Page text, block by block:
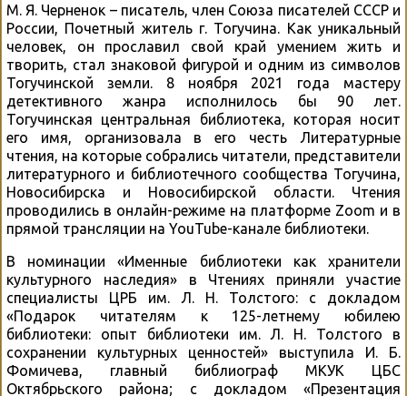
М. Я. Черненок – писатель, член Союза писателей СССР и
России, Почетный житель г. Тогучина. Как уникальный
человек, он прославил свой край умением жить и
творить, стал знаковой фигурой и одним из символов
Тогучинской земли. 8 ноября 2021 года мастеру
детективного жанра исполнилось бы 90 лет.
Тогучинская центральная библиотека, которая носит
его имя, организовала в его честь Литературные
чтения, на которые собрались читатели, представители
литературного и библиотечного сообщества Тогучина,
Новосибирска и Новосибирской области. Чтения
проводились в онлайн-режиме на платформе Zoom и в
прямой трансляции на YouTube-канале библиотеки.
В номинации «Именные библиотеки как хранители
культурного наследия» в Чтениях приняли участие
специалисты ЦРБ им. Л. Н. Толстого: с докладом
«Подарок читателям к 125-летнему юбилею
библиотеки: опыт библиотеки им. Л. Н. Толстого в
сохранении культурных ценностей» выступила И. Б.
Фомичева, главный библиограф МКУК ЦБС
Октябрьского района; с докладом «Презентация